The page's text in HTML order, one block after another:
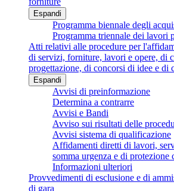
Espandi
Programma biennale degli
Programma triennale dei lavori
Atti relativi alle procedure per
di servizi, forniture, lavori e opere, di
progettazione, di concorsi di idee e di
Espandi
Avvisi di preinformazione
Determina a contrarre
Avvisi e Bandi
Avviso sui risultati delle
Avvisi sistema di qualificazione
Affidamenti diretti di lavori,
somma urgenza e di protezione
Informazioni ulteriori
Provvedimenti di esclusione e di
di gara